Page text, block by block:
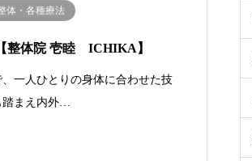
体・各種療法
整体院 壱睦 ICHIKA】
一人ひとりの身体に合わせた技
まえ内外…